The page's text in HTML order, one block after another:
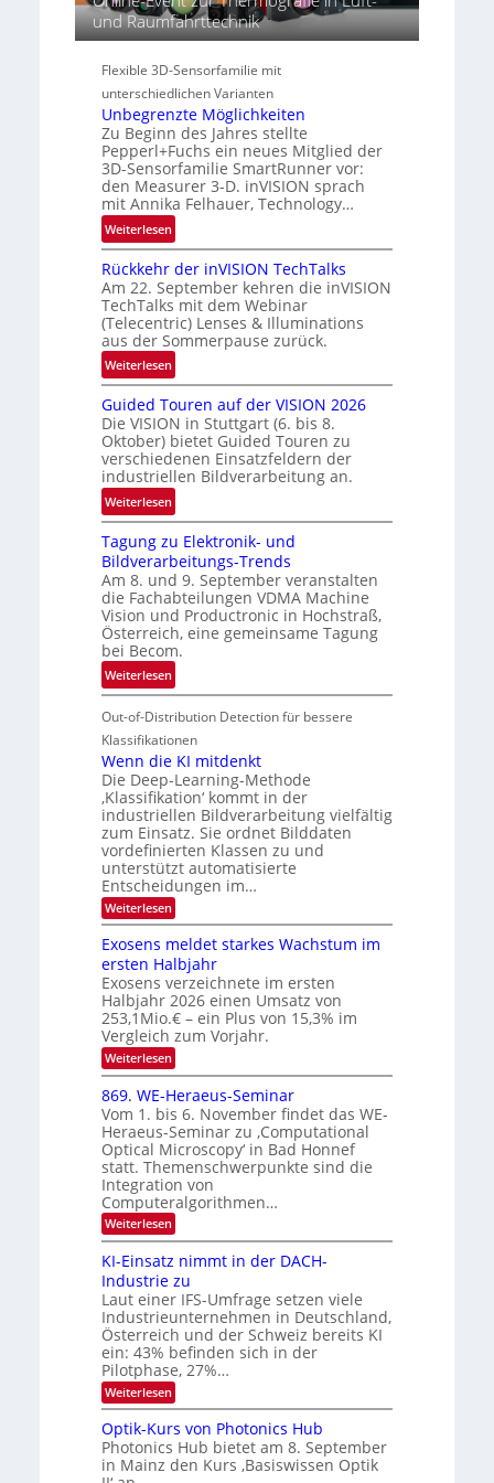
i
e
s
-
B
-
R
u
n
d
e
g
i
n
t
r
l
N
e
w
s
‘
und Raumfahrttechnik
Flexible 3D-Sensorfamilie mit
unterschiedlichen Varianten
Unbegrenzte Möglichkeiten
Zu Beginn des Jahres stellte
Pepperl+Fuchs ein neues Mitglied der
3D-Sensorfamilie SmartRunner vor:
den Measurer 3-D. inVISION sprach
mit Annika Felhauer, Technology…
Weiterlesen:
U
n
b
e
g
r
e
z
t
e
M
ö
g
l
i
c
h
k
e
t
e
Rückkehr der inVISION TechTalks
Am 22. September kehren die inVISION
TechTalks mit dem Webinar
(Telecentric) Lenses & Illuminations
aus der Sommerpause zurück.
Weiterlesen:
R
ü
c
k
k
e
h
d
e
r
i
n
V
I
S
I
O
N
T
e
c
h
T
a
l
k
s
Guided Touren auf der VISION 2026
Die VISION in Stuttgart (6. bis 8.
Oktober) bietet Guided Touren zu
verschiedenen Einsatzfeldern der
industriellen Bildverarbeitung an.
Weiterlesen:
G
u
i
d
e
d
T
o
u
r
a
u
f
d
e
r
V
I
S
I
O
N
2
0
2
6
Tagung zu Elektronik- und
Bildverarbeitungs-Trends
Am 8. und 9. September veranstalten
die Fachabteilungen VDMA Machine
Vision und Productronic in Hochstraß,
Österreich, eine gemeinsame Tagung
bei Becom.
Weiterlesen:
T
a
g
u
n
g
z
u
E
l
e
k
t
r
o
n
k
-
u
n
d
B
i
l
d
v
e
r
a
r
b
e
i
t
u
n
g
Out-of-Distribution Detection für bessere
Klassifikationen
Wenn die KI mitdenkt
Die Deep-Learning-Methode
‚Klassifikation‘ kommt in der
industriellen Bildverarbeitung vielfältig
zum Einsatz. Sie ordnet Bilddaten
vordefinierten Klassen zu und
unterstützt automatisierte
Entscheidungen im…
Weiterlesen:
W
n
n
d
i
e
K
I
m
i
t
d
e
n
k
t
Exosens meldet starkes Wachstum im
ersten Halbjahr
Exosens verzeichnete im ersten
Halbjahr 2026 einen Umsatz von
253,1Mio.€ – ein Plus von 15,3% im
Vergleich zum Vorjahr.
Weiterlesen:
E
x
o
s
e
n
s
m
e
l
d
e
t
t
a
r
k
e
s
W
a
c
h
s
t
u
869. WE-Heraeus-Seminar
Vom 1. bis 6. November findet das WE-
Heraeus-Seminar zu ‚Computational
Optical Microscopy‘ in Bad Honnef
statt. Themenschwerpunkte sind die
Integration von
Computeralgorithmen…
Weiterlesen:
8
9
.
W
E
-
H
e
r
a
e
u
s
-
S
KI-Einsatz nimmt in der DACH-
Industrie zu
Laut einer IFS-Umfrage setzen viele
Industrieunternehmen in Deutschland,
Österreich und der Schweiz bereits KI
ein: 43% befinden sich in der
Pilotphase, 27%…
Weiterlesen:
K
-
E
i
Optik-Kurs von Photonics Hub
Photonics Hub bietet am 8. September
in Mainz den Kurs ‚Basiswissen Optik